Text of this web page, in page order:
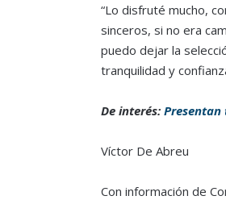
“Lo disfruté mucho,
sinceros, si no era
puedo dejar la
tranquilidad y
De interés: Presentan
Víctor De Abreu
Con información de